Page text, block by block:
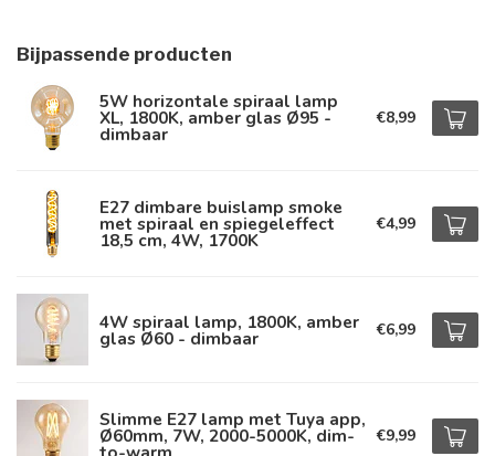
Bijpassende producten
5W horizontale spiraal lamp
XL, 1800K, amber glas Ø95 -
dimbaar
€8,99
E27 dimbare buislamp smoke
met spiraal en spiegeleffect
18,5 cm, 4W, 1700K
€4,99
4W spiraal lamp, 1800K, amber
glas Ø60 - dimbaar €6,99
Slimme E27 lamp met Tuya app,
Ø60mm, 7W, 2000-5000K, dim- €9,99